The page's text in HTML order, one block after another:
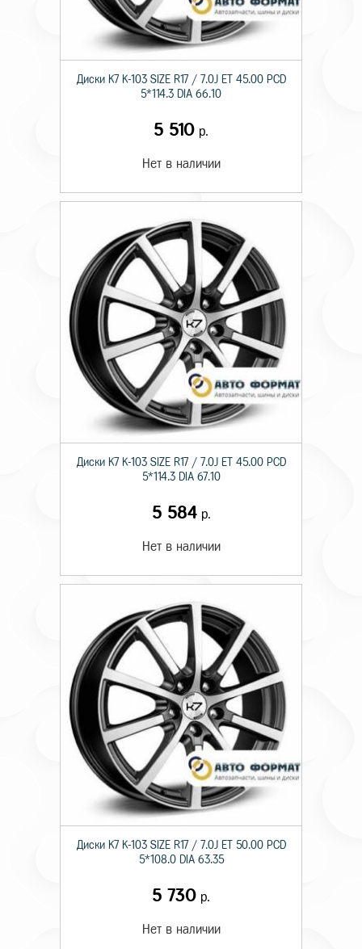
Диски K7 K-103 SIZE R17 / 7.0J ET 45.00 PCD
5*114.3 DIA 66.10
5 510 р.
Нет в наличии
Диски K7 K-103 SIZE R17 / 7.0J ET 45.00 PCD
5*114.3 DIA 67.10
5 584р.
Нет в наличии
Диски K7 K-103 SIZE R17 / 7.0J ET 50.00 PCD
5*108.0 DIA 63.35
5 730 р.
Нет в наличии